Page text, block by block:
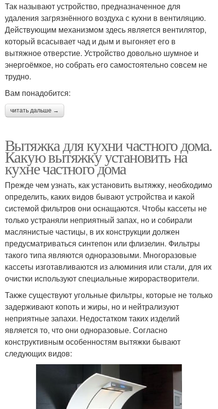
Так называют устройство, предназначенное для
удаления загрязнённого воздуха с кухни в вентиляцию.
Действующим механизмом здесь является вентилятор,
который всасывает чад и дым и выгоняет его в
вытяжное отверстие. Устройство довольно шумное и
энергоёмкое, но собрать его самостоятельно совсем не
трудно.
Вам понадобится:
читать дальше →
Вытяжка для кухни частного дома.
Какую вытяжку установить на
кухне частного дома
Прежде чем узнать, как установить вытяжку, необходимо
определить, каких видов бывают устройства и какой
системой фильтров они оснащаются. Чтобы кассеты не
только устраняли неприятный запах, но и собирали
маслянистые частицы, в их конструкции должен
предусматриваться синтепон или флизелин. Фильтры
такого типа являются одноразовыми. Многоразовые
кассеты изготавливаются из алюминия или стали, для их
очистки используют специальные жирорастворители.
Также существуют угольные фильтры, которые не только
задерживают копоть и жиры, но и нейтрализуют
неприятные запахи. Недостатком таких изделий
является то, что они одноразовые. Согласно
конструктивным особенностям вытяжки бывают
следующих видов: